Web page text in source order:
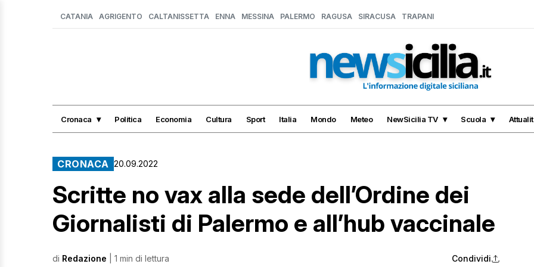
CATANIA AGRIGENTO CALTANISSETTA ENNA MESSINA PALERMO RAGUSA SIRACUSA TRAPANI
Cronaca Politica Economia Cultura Sport Italia Mondo Meteo NewSicilia TV Scuola
CRONACA 20.09.2022
Scritte no vax alla sede dell’Ordine dei
Giornalisti di Palermo e all’hub vaccinale
di Redazione | 1 min di lettura Condividi